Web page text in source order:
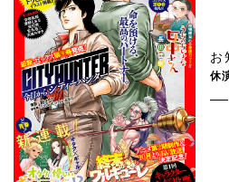
お
休